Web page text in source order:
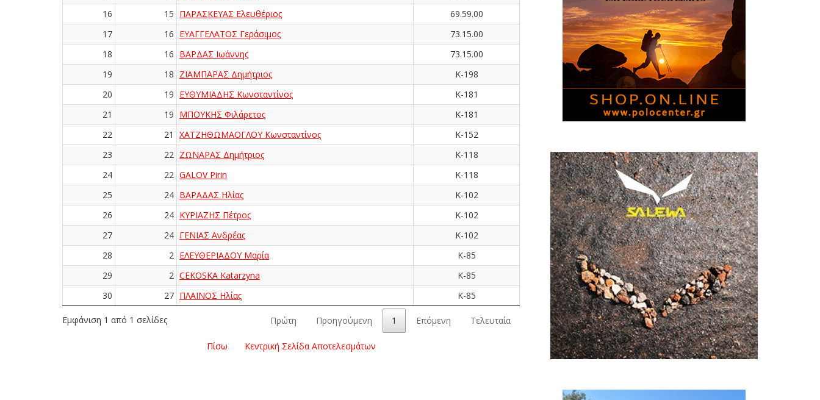
16
15 ΠΑΡΑΣΚΕΥΑΣ Ελευθέριος
69.59.00
17
16 ΕΥΑΓΓΕΛΑΤΟΣ Γεράσιμος
73.15.00
18
16 ΒΑΡΔΑΣ Ιωάννης
73.15.00
19
18 ΖΙΑΜΠΑΡΑΣ Δημήτριος
Κ-198
20
19 ΕΥΘΥΜΙΑΔΗΣ Κωνσταντίνος
Κ-181
21
19 ΜΠΟΥΚΗΣ Φιλάρετος
Κ-181
22
21 ΧΑΤΖΗΘΩΜΑΟΓΛΟΥ Κωνσταντίνος
Κ-152
23
22 ΖΩΝΑΡΑΣ Δημήτριος
Κ-118
24
22 GALOV Pirin
Κ-118
25
24 ΒΑΡΑΔΑΣ Ηλίας
Κ-102
26
24 ΚΥΡΙΑΖΗΣ Πέτρος
Κ-102
27
24 ΓΕΝΙΑΣ Ανδρέας
Κ-102
28
2 ΕΛΕΥΘΕΡΙΑΔΟΥ Μαρία
Κ-85
29
2 CEKOSKA Katarzyna
Κ-85
30
27 ΠΛΑΪΝΟΣ Ηλίας Κ-85
Εμφάνιση 1 από 1 σελίδες Πρώτη Προηγούμενη 1 Επόμενη Τελευταία
Πίσω Κεντρική Σελίδα Αποτελεσμάτων